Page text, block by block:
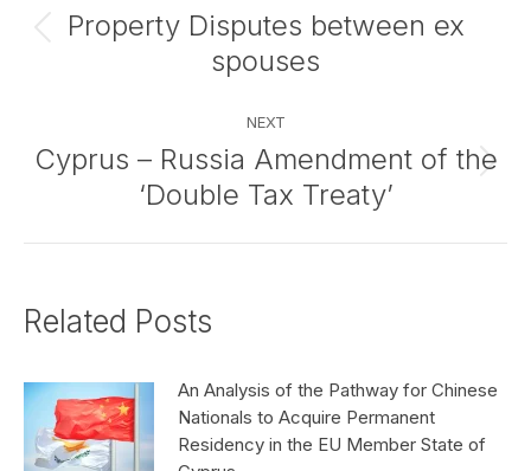
navigation
Previous
post:
Property Disputes between ex
spouses
NEXT
Next
post:
Cyprus – Russia Amendment of the
‘Double Tax Treaty’
Related Posts
An Analysis of the Pathway for Chinese
Nationals to Acquire Permanent
Residency in the EU Member State of